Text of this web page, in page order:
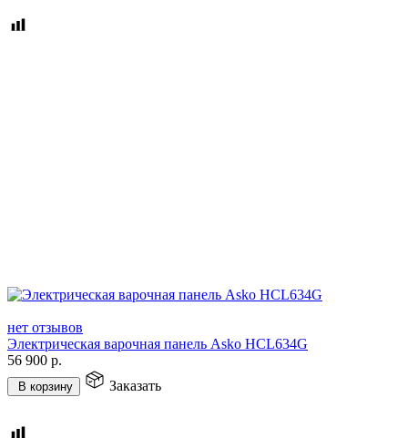
нет отзывов
Электрическая варочная панель Asko HCL634G
56 900 р.
В корзину Заказать